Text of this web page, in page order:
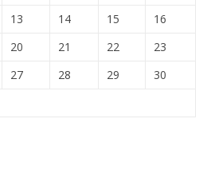
13 14 15
16
20 21 22
23
27 28 29
30